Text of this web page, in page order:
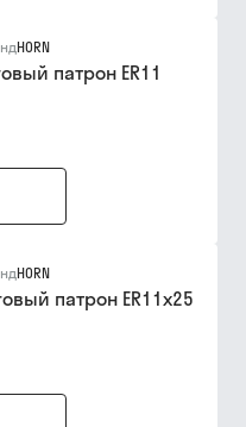
HORN
патрон ER11
HORN
патрон ER11x25